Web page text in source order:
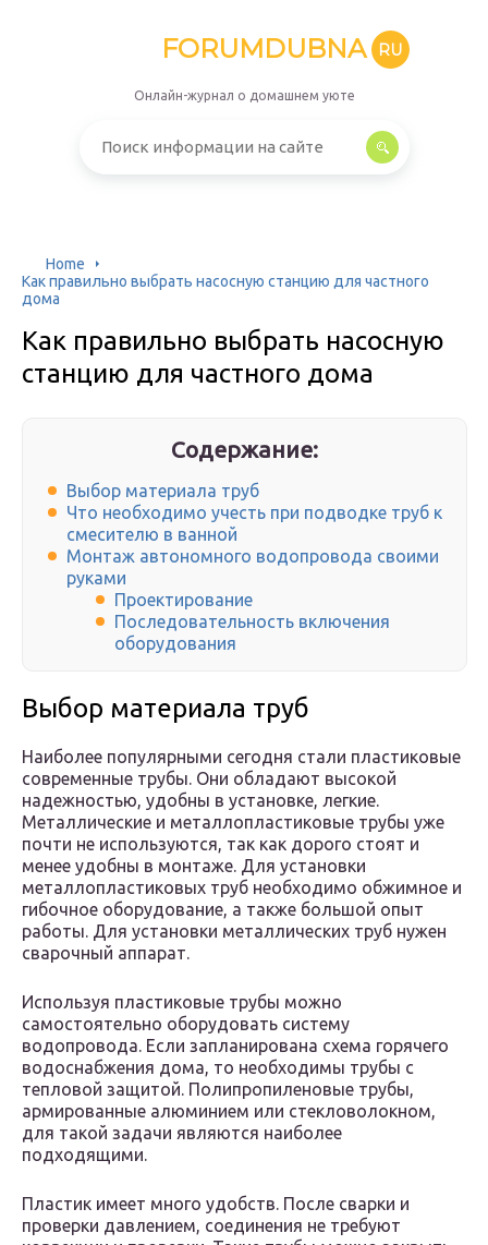
FORUMDUBNA RU
Онлайн-журнал о домашнем уюте
Home
Как правильно выбрать насосную станцию для частного
дома
Как правильно выбрать насосную
станцию для частного дома
Содержание:
Выбор материала труб
Что необходимо учесть при подводке труб к
смесителю в ванной
Монтаж автономного водопровода своими
руками
Проектирование
Последовательность включения
оборудования
Выбор материала труб
Наиболее популярными сегодня стали пластиковые
современные трубы. Они обладают высокой
надежностью, удобны в установке, легкие.
Металлические и металлопластиковые трубы уже
почти не используются, так как дорого стоят и
менее удобны в монтаже. Для установки
металлопластиковых труб необходимо обжимное и
гибочное оборудование, а также большой опыт
работы. Для установки металлических труб нужен
сварочный аппарат.
Используя пластиковые трубы можно
самостоятельно оборудовать систему
водопровода. Если запланирована схема горячего
водоснабжения дома, то необходимы трубы с
тепловой защитой. Полипропиленовые трубы,
армированные алюминием или стекловолокном,
для такой задачи являются наиболее
подходящими.
Пластик имеет много удобств. После сварки и
проверки давлением, соединения не требуют